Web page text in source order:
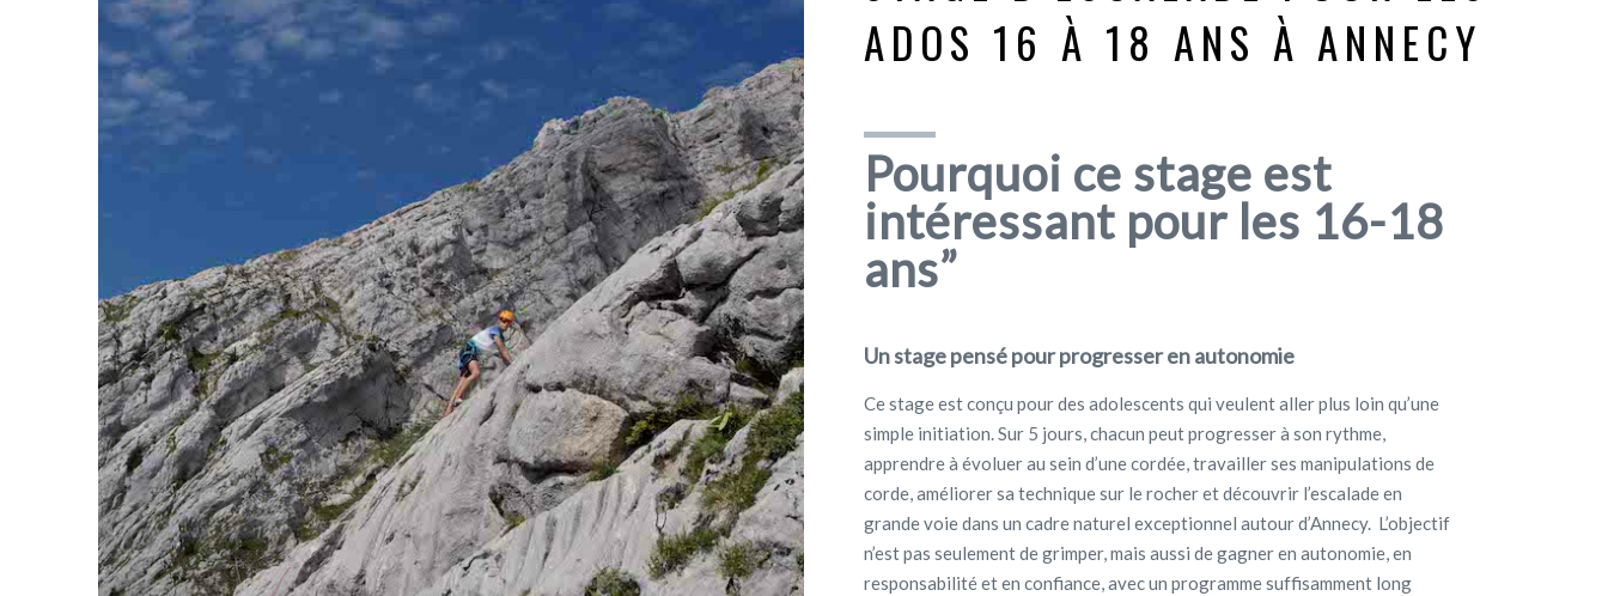
ADOS 16 À 18 ANS À ANNECY
Pourquoi ce stage est
intéressant pour les 16-18
ans”
Un stage pensé pour progresser en autonomie
Ce stage est conçu pour des adolescents qui veulent aller plus loin qu’une
simple initiation. Sur 5 jours, chacun peut progresser à son rythme,
apprendre à évoluer au sein d’une cordée, travailler ses manipulations de
corde, améliorer sa technique sur le rocher et découvrir l’escalade en
grande voie dans un cadre naturel exceptionnel autour d’Annecy. L’objectif
n’est pas seulement de grimper, mais aussi de gagner en autonomie, en
responsabilité et en confiance, avec un programme suffisamment long